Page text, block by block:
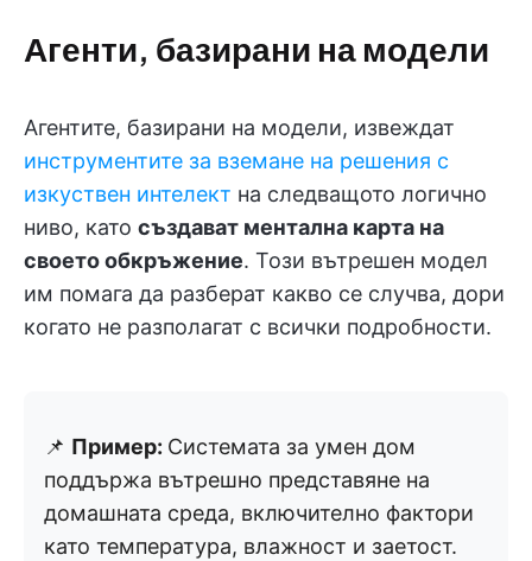
Агенти, базирани на модели
Агентите, базирани на модели, извеждат
инструментите за вземане на решения с
изкуствен интелект на следващото логично
ниво, като създават ментална карта на
своето обкръжение. Този вътрешен модел
им помага да разберат какво се случва, дори
когато не разполагат с всички подробности.
📌 Пример: Системата за умен дом
поддържа вътрешно представяне на
домашната среда, включително фактори
като температура, влажност и заетост.